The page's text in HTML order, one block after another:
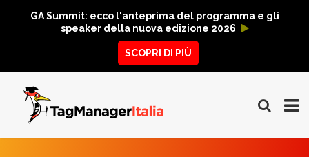
GA Summit: ecco l'anteprima del programma e gli
speaker della nuova edizione 2026
SCOPRI DI PIÙ